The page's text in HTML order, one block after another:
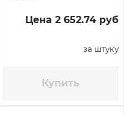
Цена 2 652.74 руб
за штуку
Купить